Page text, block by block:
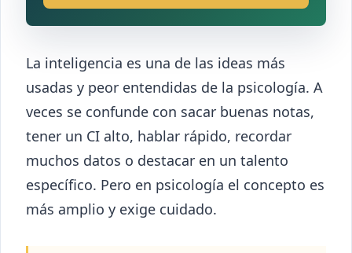
La inteligencia es una de las ideas más
usadas y peor entendidas de la psicología. A
veces se confunde con sacar buenas notas,
tener un CI alto, hablar rápido, recordar
muchos datos o destacar en un talento
específico. Pero en psicología el concepto es
más amplio y exige cuidado.